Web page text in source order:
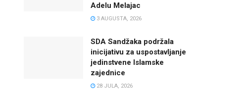
Adelu Melajac
3 AUGUSTA, 2026
SDA Sandžaka podržala
inicijativu za uspostavljanje
jedinstvene Islamske
zajednice
28 JULA, 2026